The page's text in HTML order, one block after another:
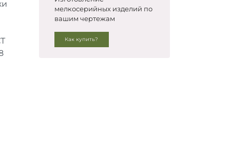
мелкосерийных изделий по
вашим чертежам
Как купить?